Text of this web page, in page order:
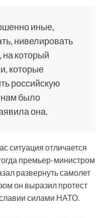
иные,
нивелировать
на который
которые
российскую
было
она.
ситуация отличается
премьер-министром
развернуть самолет
он выразил протест
силами НАТО.